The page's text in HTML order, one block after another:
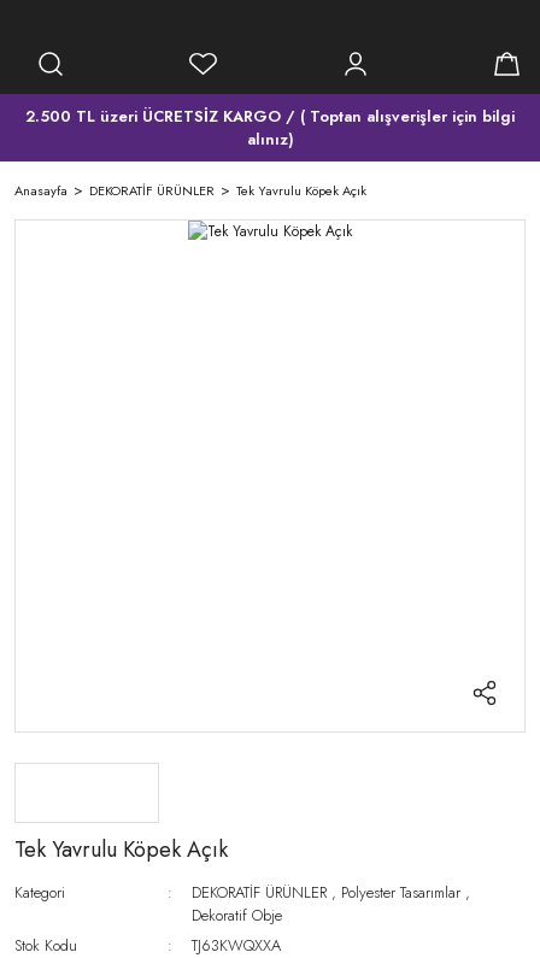
2.500 TL üzeri ÜCRETSİZ KARGO / ( Toptan alışverişler için bilgi
alınız)
Anasayfa DEKORATİF ÜRÜNLER Tek Yavrulu Köpek Açık
Tek Yavrulu Köpek Açık
Kategori DEKORATİF ÜRÜNLER , Polyester Tasarımlar ,
Dekoratif Obje
Stok Kodu
TJ63KWQXXA